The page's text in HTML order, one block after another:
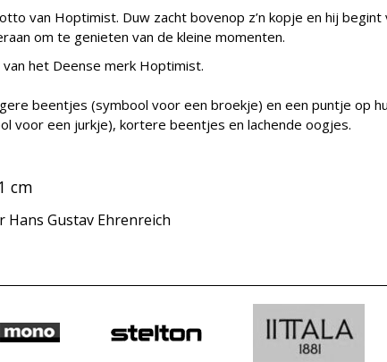
van Hoptimist. Duw zacht bovenop z’n kopje en hij
om te genieten van de kleine momenten.
het Deense merk Hoptimist.
beentjes (symbool voor een broekje) en een puntje op
voor een jurkje), kortere beentjes en lachende oogjes.
cm
Gustav Ehrenreich